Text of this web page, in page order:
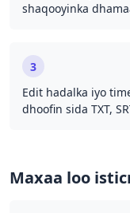
shaqooyinka
3
Edit hadalka iyo
dhoofin sida TXT,
Maxaa loo